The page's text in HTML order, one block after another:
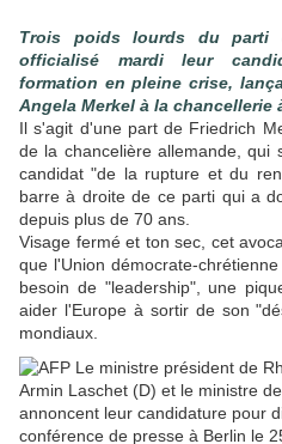
Trois poids lourds du parti
officialisé mardi leur
formation en pleine crise,
Angela Merkel à la chancellerie
Il s'agit d'une part de Friedrich
de la chancelière allemande, qui
candidat "de la rupture et du
barre à droite de ce parti qui a
depuis plus de 70 ans.
Visage fermé et ton sec, cet
que l'Union démocrate-
besoin de "leadership", une
aider l'Europe à sortir de son
mondiaux.